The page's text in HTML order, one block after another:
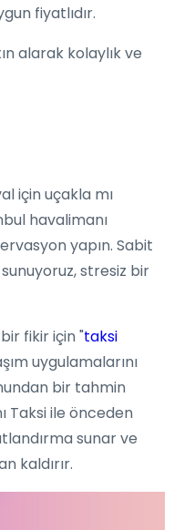
fiyatlıdır.
alarak kolaylık ve
için uçakla mı
havalimanı
yapın. Sabit
stresiz bir
fikir için "taksi
uygulamalarını
bir tahmin
Taksi ile önceden
sunar ve
kaldırır.